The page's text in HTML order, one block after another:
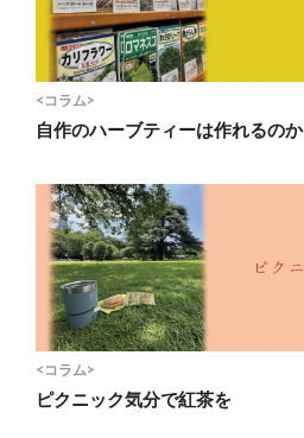
<コラム>
自作のハーブティーは作れるのか
<コラム>
ピクニック気分で紅茶を